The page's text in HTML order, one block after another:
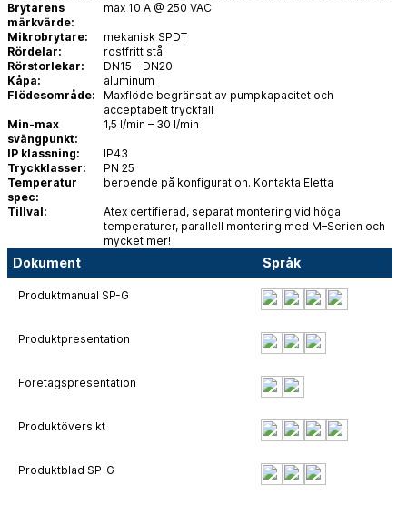
Brytarens
märkvärde:
max 10 A @ 250 VAC
Mikrobrytare:
mekanisk SPDT
Rördelar:
rostfritt stål
Rörstorlekar:
DN15 - DN20
Kåpa:
aluminum
Flödesområde:
Maxflöde begränsat av pumpkapacitet och
acceptabelt tryckfall
Min-max
svängpunkt:
1,5 l/min – 30 l/min
IP klassning:
IP43
Tryckklasser:
PN 25
Temperatur
spec:
beroende på konfiguration. Kontakta Eletta
Tillval:
Atex certifierad, separat montering vid höga
temperaturer, parallell montering med M–Serien och
mycket mer!
Dokument Språk
Produktmanual SP-G
Produktpresentation
Företagspresentation
Produktöversikt
Produktblad SP-G